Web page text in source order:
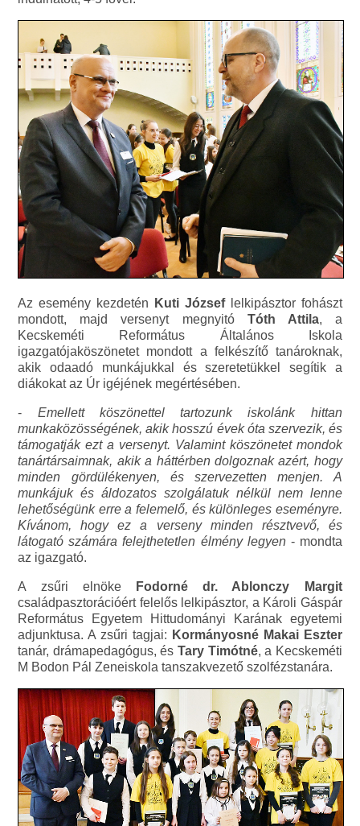
Az esemény kezdetén Kuti Józseflelkipásztor fohászt
mondott, majd versenyt megnyitó Tóth Attila, a
Kecskeméti Református Általános Iskola
igazgatójaköszönetet mondott a felkészítő tanároknak,
akik odaadó munkájukkal és szeretetükkel segítik a
diákokat az Úr igéjének megértésében.
- Emellett köszönettel tartozunk iskolánk hittan
munkaközösségének, akik hosszú évek óta szervezik, és
támogatják ezt a versenyt. Valamint köszönetet mondok
tanártársaimnak, akik a háttérben dolgoznak azért, hogy
minden gördülékenyen, és szervezetten menjen. A
munkájuk és áldozatos szolgálatuk nélkül nem lenne
lehetőségünk erre a felemelő, és különleges eseményre.
Kívánom, hogy ez a verseny minden résztvevő, és
látogató számára felejthetetlen élmény legyen- mondta
az igazgató.
A zsűri elnöke
Fodorné dr. Ablonczy Margit
családpasztorációért felelős lelkipásztor, a Károli Gáspár
Református Egyetem Hittudományi Karának egyetemi
adjunktusa. A zsűri tagjai: Kormányosné Makai Eszter
tanár, drámapedagógus, és Tary Timótné, a Kecskeméti
M Bodon Pál Zeneiskola tanszakvezető szolfézstanára.